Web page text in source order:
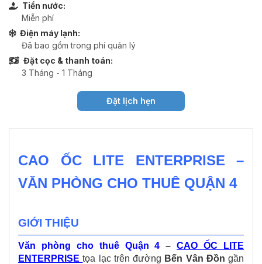
Tiền nước:
Miễn phí
Điện máy lạnh:
Đã bao gồm trong phí quản lý
Đặt cọc & thanh toán:
3 Tháng - 1 Tháng
Đặt lịch hẹn
CAO ỐC LITE ENTERPRISE –
VĂN PHÒNG CHO THUÊ QUẬN 4
GIỚI THIỆU
Văn phòng cho thuê Quận 4 –CAO ỐC LITE
ENTERPRISE tọa lạc trên đường Bến Vân Đồn gần